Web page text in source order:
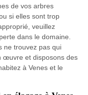
de vos arbres
si elles sont trop
veuillez
dans le domaine.
ne trouvez pas qui
œuvre et disposons des
à Venes et le